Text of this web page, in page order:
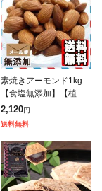
素焼きアーモンド1kg
【食塩無添加】【植物
油不使用】【送料無
料】ナッツ
2,120円
送料無料